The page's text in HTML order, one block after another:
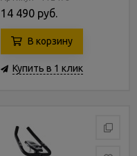
14 490 руб.
В корзину
Купить в 1 клик